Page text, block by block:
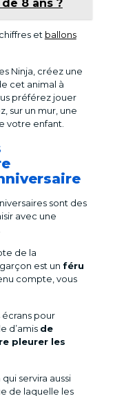
8 ans ?
et ballons
Ninja, créez une
cet animal à
préférez jouer
sur un mur, une
votre enfant.
sont des
avec une
de la
est un féru
compte, vous
pour
d’amis de
pleurer les
qui servira aussi
de laquelle les